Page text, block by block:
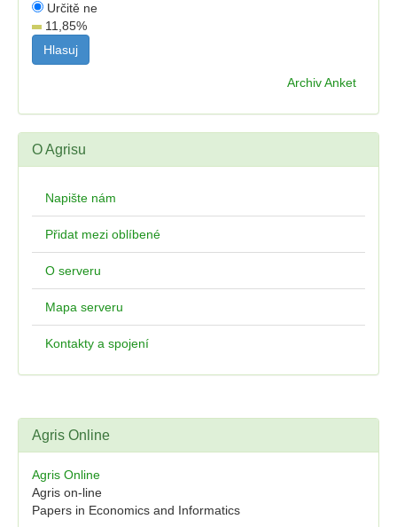
Určitě ne
11,85%
Archiv Anket
O Agrisu
Napište nám
Přidat mezi oblíbené
O serveru
Mapa serveru
Kontakty a spojení
Agris Online
Agris Online
Agris on-line
Papers in Economics and Informatics